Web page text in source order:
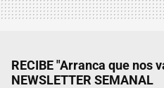
RECIBE "Arranca que nos
NEWSLETTER SEMANAL